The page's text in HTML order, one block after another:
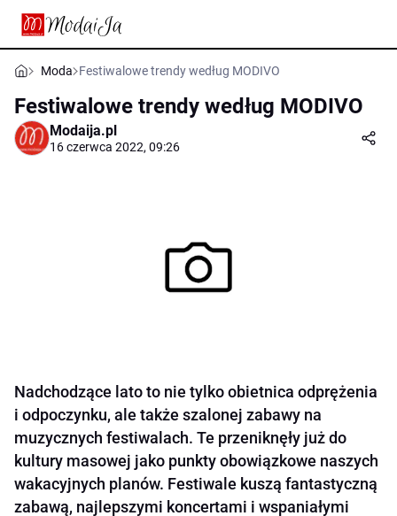
Moda Festiwalowe trendy według MODIVO
Festiwalowe trendy według MODIVO
Modaija.pl
16 czerwca 2022, 09:26
Nadchodzące lato to nie tylko obietnica odprężenia
i odpoczynku, ale także szalonej zabawy na
muzycznych festiwalach. Te przeniknęły już do
kultury masowej jako punkty obowiązkowe naszych
wakacyjnych planów. Festiwale kuszą fantastyczną
zabawą, najlepszymi koncertami i wspaniałymi